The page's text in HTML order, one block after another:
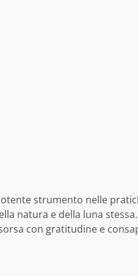
strumento nelle
natura e della luna
con gratitudine e